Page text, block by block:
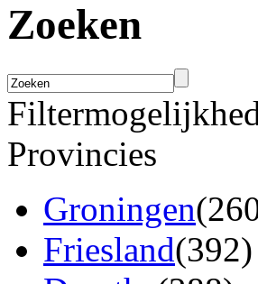
Zoeken
Provincies
Groningen
Friesland(392)